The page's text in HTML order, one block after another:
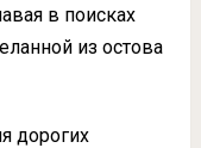
в поисках
из остова
дорогих